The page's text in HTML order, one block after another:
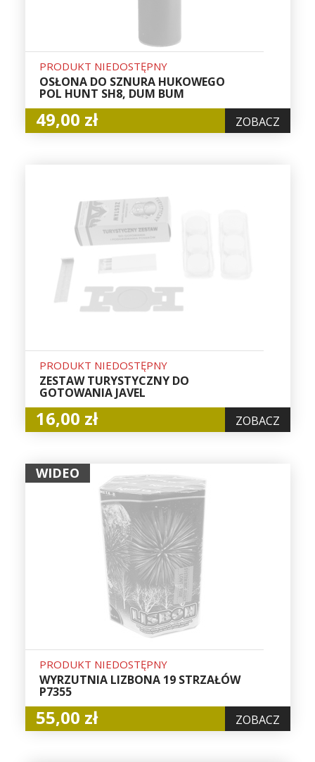
PRODUKT NIEDOSTĘPNY
OSŁONA DO SZNURA HUKOWEGO
POL HUNT SH8, DUM BUM
49,00 zł ZOBACZ
PRODUKT NIEDOSTĘPNY
ZESTAW TURYSTYCZNY DO
GOTOWANIA JAVEL
16,00 zł ZOBACZ
WIDEO
PRODUKT NIEDOSTĘPNY
WYRZUTNIA LIZBONA 19 STRZAŁÓW
P7355
55,00 zł ZOBACZ